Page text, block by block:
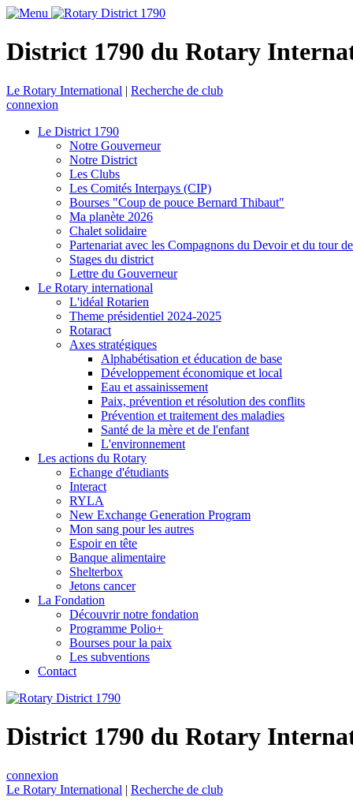
District 1790 du Rotary
Le Rotary International | Recherche de club
connexion
Le District 1790
Notre Gouverneur
Notre District
Les Clubs
Les Comités Interpays (CIP)
Bourses "Coup de pouce Bernard Thibaut"
Ma planète 2026
Chalet solidaire
Partenariat avec les Compagnons du Devoir et du tour
Stages du district
Lettre du Gouverneur
Le Rotary international
L'idéal Rotarien
Theme présidentiel 2024-2025
Rotaract
Axes stratégiques
Alphabétisation et éducation de base
Développement économique et local
Eau et assainissement
Paix, prévention et résolution des conflits
Prévention et traitement des maladies
Santé de la mère et de l'enfant
L'environnement
Les actions du Rotary
Echange d'étudiants
Interact
RYLA
New Exchange Generation Program
Mon sang pour les autres
Espoir en tête
Banque alimentaire
Shelterbox
Jetons cancer
La Fondation
Découvrir notre fondation
Programme Polio+
Bourses pour la paix
Les subventions
Contact
District 1790 du Rotary
connexion
Le Rotary International | Recherche de club